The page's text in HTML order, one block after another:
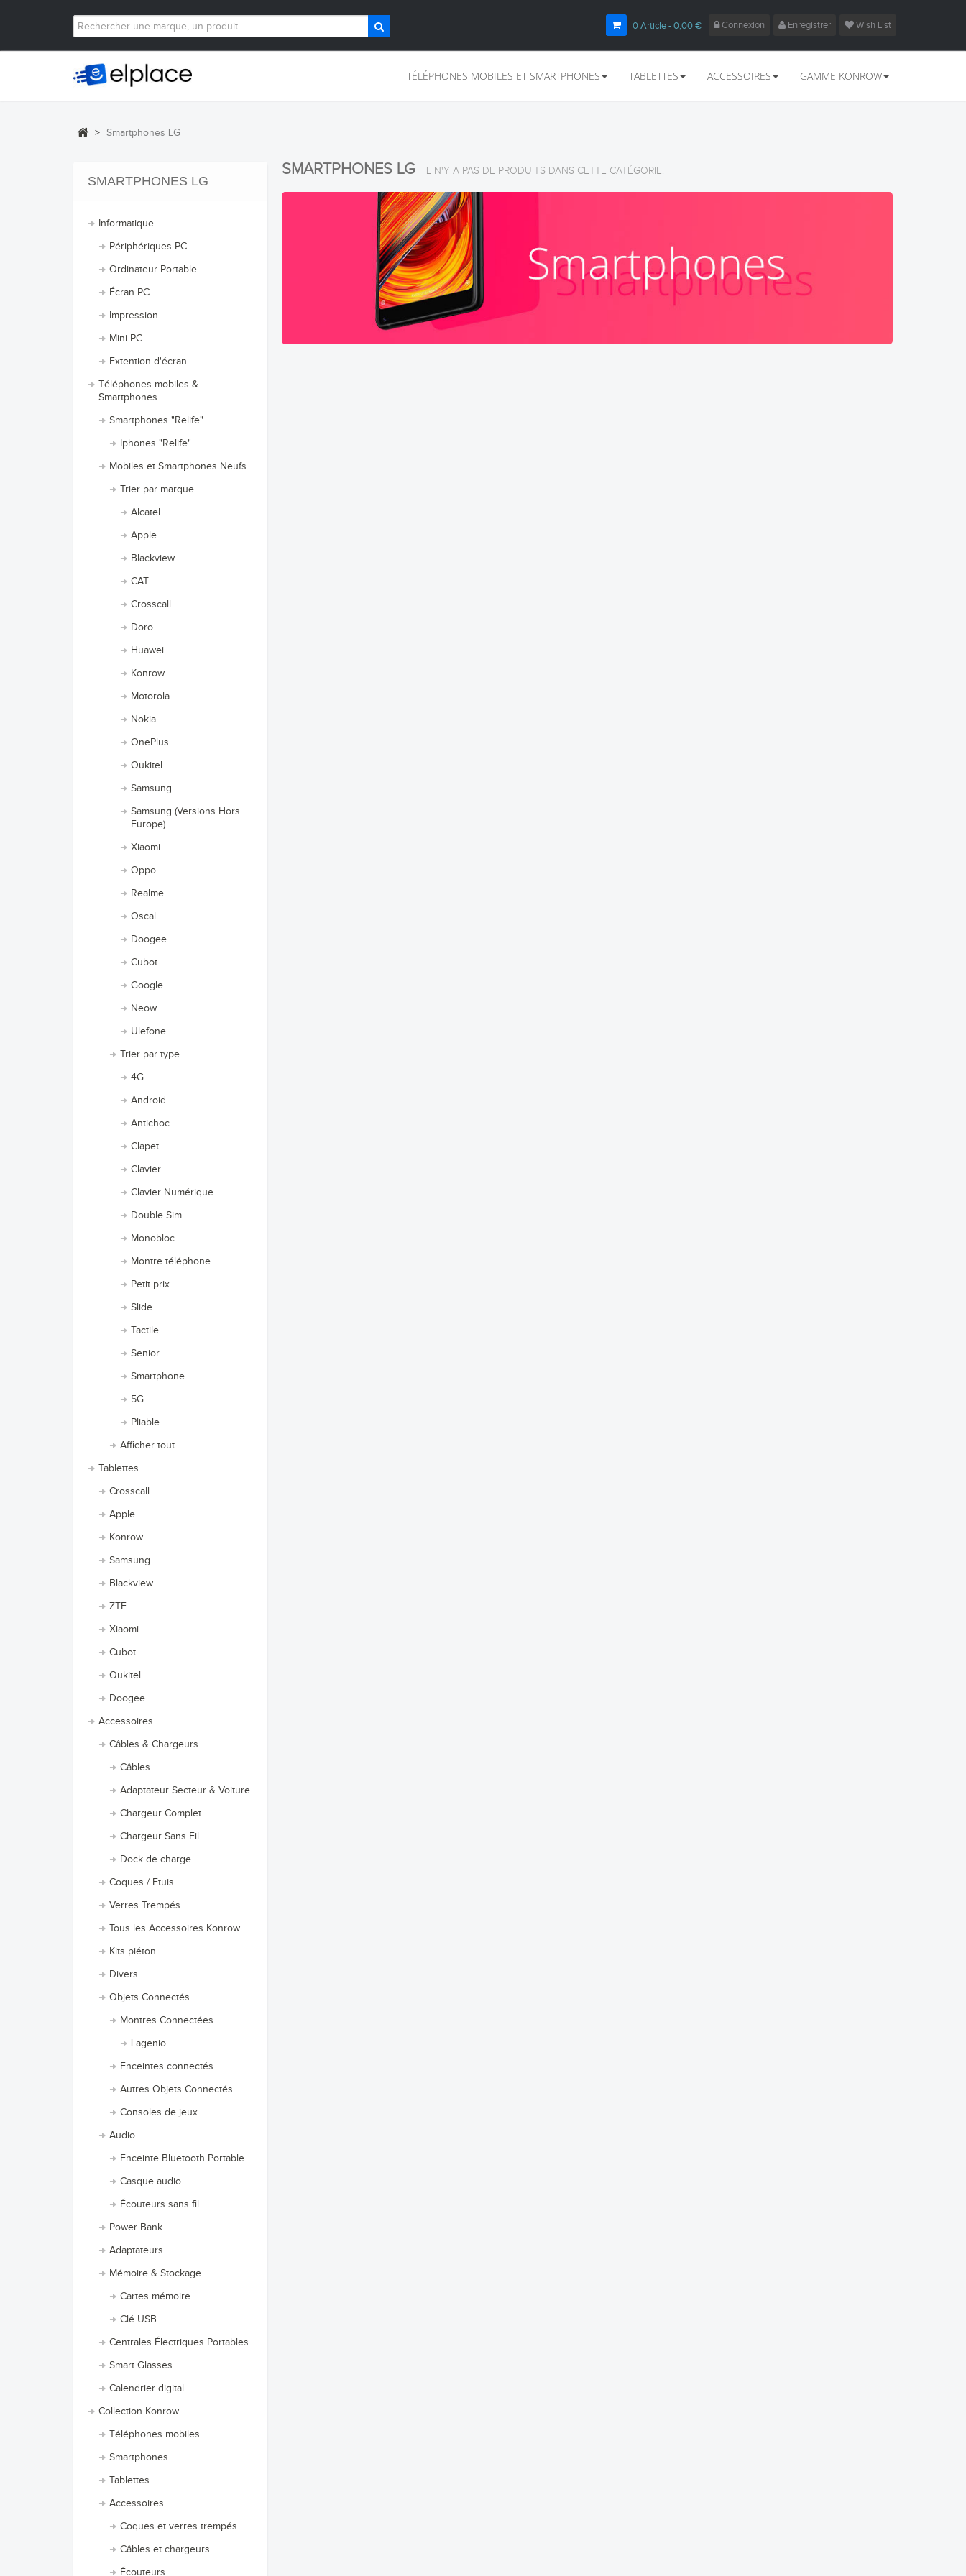
Connexion Enregistrer Wish List
0Article- 0,00 €
TÉLÉPHONES MOBILES ET SMARTPHONES TABLETTES ACCESSOIRES GAMME KONROW
> Smartphones LG
SMARTPHONES LG
Informatique
Périphériques PC
Ordinateur Portable
Écran PC
Impression
Mini PC
Extention d'écran
Téléphones mobiles &
Smartphones
Smartphones "Relife"
Iphones "Relife"
Mobiles et Smartphones Neufs
Trier par marque
Alcatel
Apple
Blackview
CAT
Crosscall
Doro
Huawei
Konrow
Motorola
Nokia
OnePlus
Oukitel
Samsung
Samsung (Versions Hors
Europe)
Xiaomi
Oppo
Realme
Oscal
Doogee
Cubot
Google
Neow
Ulefone
Trier par type
4G
Android
Antichoc
Clapet
Clavier
Clavier Numérique
Double Sim
Monobloc
Montre téléphone
Petit prix
Slide
Tactile
Senior
Smartphone
5G
Pliable
Afficher tout
Tablettes
Crosscall
Apple
Konrow
Samsung
Blackview
ZTE
Xiaomi
Cubot
Oukitel
Doogee
Accessoires
Câbles & Chargeurs
Câbles
Adaptateur Secteur & Voiture
Chargeur Complet
Chargeur Sans Fil
Dock de charge
Coques / Etuis
Verres Trempés
Tous les Accessoires Konrow
Kits piéton
Divers
Objets Connectés
Montres Connectées
Lagenio
Enceintes connectés
Autres Objets Connectés
Consoles de jeux
Audio
Enceinte Bluetooth Portable
Casque audio
Écouteurs sans fil
Power Bank
Adaptateurs
Mémoire & Stockage
Cartes mémoire
Clé USB
Centrales Électriques Portables
Smart Glasses
Calendrier digital
Collection Konrow
Téléphones mobiles
Smartphones
Tablettes
Accessoires
Coques et verres trempés
Câbles et chargeurs
Écouteurs
SMARTPHONES LG IL N'Y A PAS DE PRODUITS DANS CETTE CATÉGORIE.